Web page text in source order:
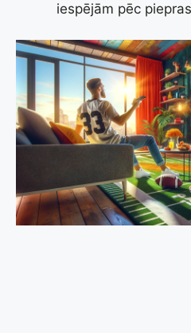
iespējām pēc